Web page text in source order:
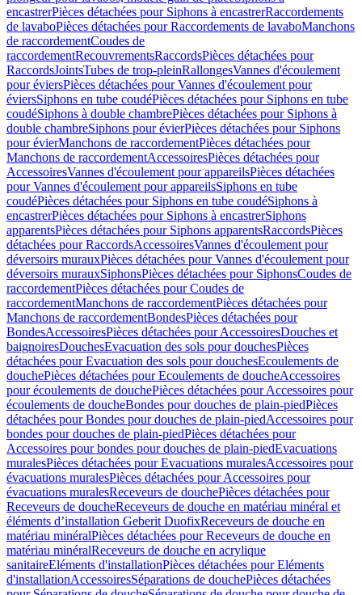
encastrerPièces détachées pour Siphons à encastrerRaccordements
de lavaboPièces détachées pour Raccordements de lavaboManchons
de raccordementCoudes de
raccordementRecouvrementsRaccordsPièces détachées pour
RaccordsJointsTubes de trop-pleinRallongesVannes d'écoulement
pour éviersPièces détachées pour Vannes d'écoulement pour
éviersSiphons en tube coudéPièces détachées pour Siphons en tube
coudéSiphons à double chambrePièces détachées pour Siphons à
double chambreSiphons pour évierPièces détachées pour Siphons
pour évierManchons de raccordementPièces détachées pour
Manchons de raccordementAccessoiresPièces détachées pour
AccessoiresVannes d'écoulement pour appareilsPièces détachées
pour Vannes d'écoulement pour appareilsSiphons en tube
coudéPièces détachées pour Siphons en tube coudéSiphons à
encastrerPièces détachées pour Siphons à encastrerSiphons
apparentsPièces détachées pour Siphons apparentsRaccordsPièces
détachées pour RaccordsAccessoiresVannes d'écoulement pour
déversoirs murauxPièces détachées pour Vannes d'écoulement pour
déversoirs murauxSiphonsPièces détachées pour SiphonsCoudes de
raccordementPièces détachées pour Coudes de
raccordementManchons de raccordementPièces détachées pour
Manchons de raccordementBondesPièces détachées pour
BondesAccessoiresPièces détachées pour AccessoiresDouches et
baignoiresDouchesEvacuation des sols pour douchesPièces
détachées pour Evacuation des sols pour douchesEcoulements de
douchePièces détachées pour Ecoulements de doucheAccessoires
pour écoulements de douchePièces détachées pour Accessoires pour
écoulements de doucheBondes pour douches de plain-piedPièces
détachées pour Bondes pour douches de plain-piedAccessoires pour
bondes pour douches de plain-piedPièces détachées pour
Accessoires pour bondes pour douches de plain-piedEvacuations
muralesPièces détachées pour Evacuations muralesAccessoires pour
évacuations muralesPièces détachées pour Accessoires pour
évacuations muralesReceveurs de douchePièces détachées pour
Receveurs de doucheReceveurs de douche en matériau minéral et
éléments d’installation Geberit DuofixReceveurs de douche en
matériau minéralPièces détachées pour Receveurs de douche en
matériau minéralReceveurs de douche en acrylique
sanitaireEléments d'installationPièces détachées pour Eléments
d'installationAccessoiresSéparations de douchePièces détachées